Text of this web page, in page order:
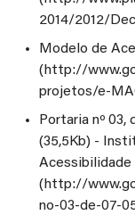
2014/2012/
Modelo de
(http://
projetos/e-
Portaria nº
(35,5Kb) -
Acessibilidade
(http://
no-03-de-07-